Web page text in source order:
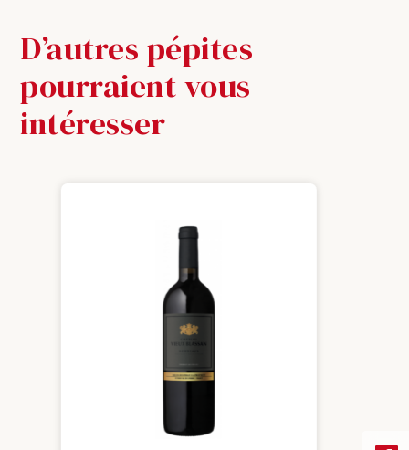
D’autres pépites
pourraient vous
intéresser